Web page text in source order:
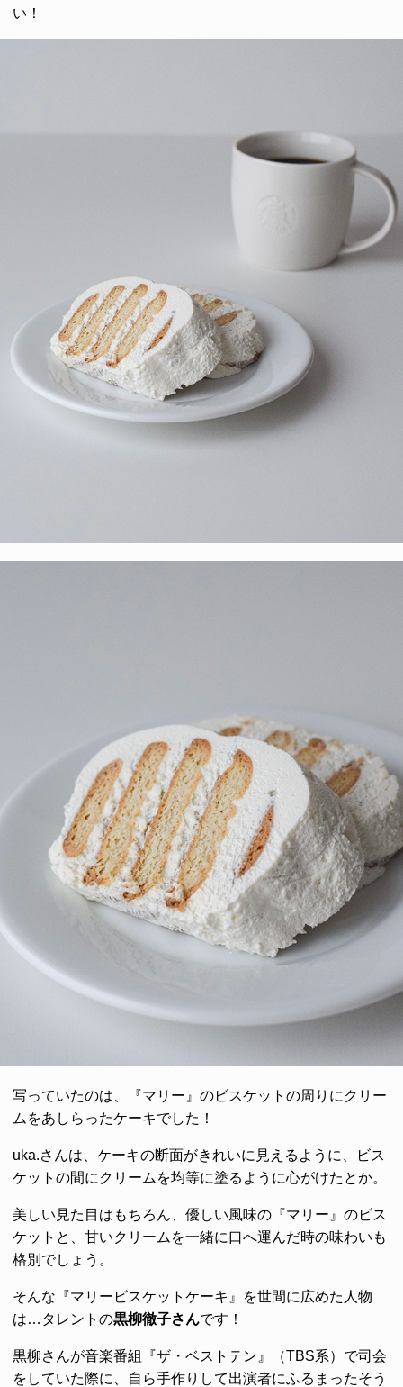
い！
写っていたのは、『マリー』のビスケットの周りにクリー
ムをあしらったケーキでした！
uka.さんは、ケーキの断面がきれいに見えるように、ビス
ケットの間にクリームを均等に塗るように心がけたとか。
美しい見た目はもちろん、優しい風味の『マリー』のビス
ケットと、甘いクリームを一緒に口へ運んだ時の味わいも
格別でしょう。
そんな『マリービスケットケーキ』を世間に広めた人物
は…タレントの黒柳徹子さんです！
黒柳さんが音楽番組『ザ・ベストテン』（TBS系）で司会
をしていた際に、自ら手作りして出演者にふるまったそう